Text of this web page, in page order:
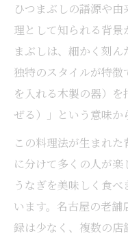
ひつまぶしの語源や
理として知られる背景
まぶしは、細かく刻
独特のスタイルが特
を入れる木製の器）
ぜる）」という意味か
この料理法が生まれ
に分けて多くの人が
うなぎを美味しく食
います。名古屋の老
録は少なく、複数の